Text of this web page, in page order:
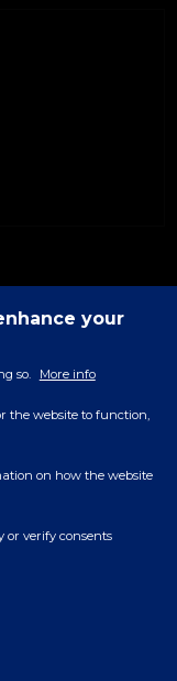
your
so. More info
the website to function,
on how the website
or verify consents